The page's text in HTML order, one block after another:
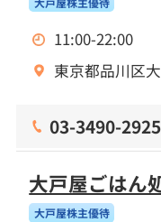
11:00-22:00
東京都品川区
03-3490-2925
大戸屋ごはん
大戸屋株主優待